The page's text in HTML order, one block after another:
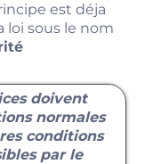
est déja
loi sous le nom
doivent
normales
conditions
par le